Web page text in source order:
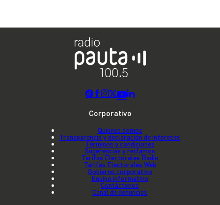
Corporativo
Quienes somos
Transparencia y declaración de intereses
Términos y condiciones
Sugerencias y reclamos
Tarifas Electorales Radio
Tarifas Electorales Web
Gobierno corporativo
Equipo informativo
Contáctenos
Canal de denuncias